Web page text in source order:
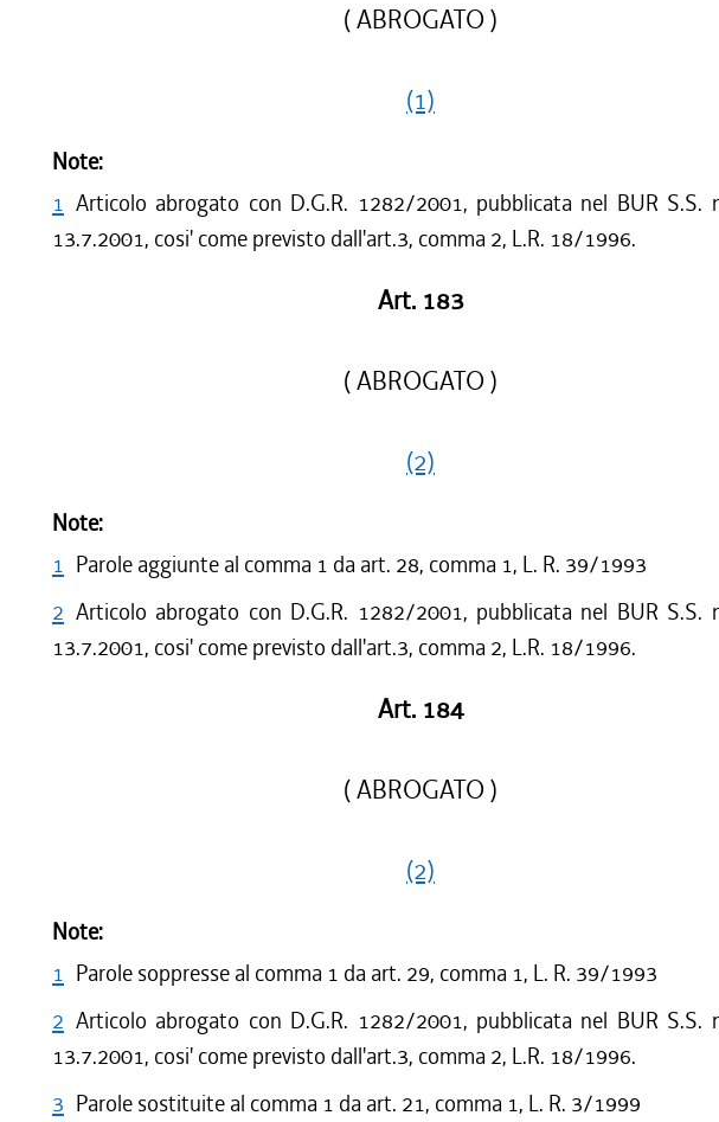
( ABROGATO )
(1)
Note:
1 Articolo abrogato con D.G.R. 1282/2001, pubblicata nel BUR S.S.
13.7.2001, cosi' come previsto dall'art.3, comma 2, L.R. 18/1996.
Art. 183
( ABROGATO )
(2)
Note:
1 Parole aggiunte al comma 1 da art. 28, comma 1, L. R. 39/1993
2 Articolo abrogato con D.G.R. 1282/2001, pubblicata nel BUR S.S.
13.7.2001, cosi' come previsto dall'art.3, comma 2, L.R. 18/1996.
Art. 184
( ABROGATO )
(2)
Note:
1 Parole soppresse al comma 1 da art. 29, comma 1, L. R. 39/1993
2 Articolo abrogato con D.G.R. 1282/2001, pubblicata nel BUR S.S.
13.7.2001, cosi' come previsto dall'art.3, comma 2, L.R. 18/1996.
3 Parole sostituite al comma 1 da art. 21, comma 1, L. R. 3/1999